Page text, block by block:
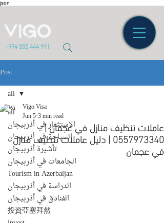
json
+994 555 444 911
Post
all
الاستثمار في أذربيجان
السياحة في أذربيجان
تأشيرة أذربيجان
الجامعات في أذربيجان
Tourism in Azerbaijan
الدراسة في أذربيجان
الفنادق في أذربيجان
投資亞塞拜然
all
عاملات تنظيف منازل في عجمان |
0557973340 | دليل عاملات تنظيف منازل
في عجمان
Vigo Visa
Jun 53 min read